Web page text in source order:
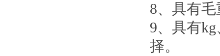
8、具有
9、具有kg
择。